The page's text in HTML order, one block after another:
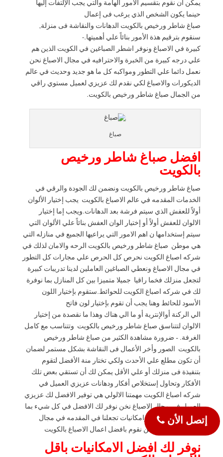
يمكن أن نقوم بتقسيم الأمور الهامة والتي يجب الإلتفات إليها
حينما يكون الشخص الذي يرغب فى إعمال
صباغ شاطر ورخيص بالكويت الدهانات والنقاشة فى منزلة,
سنقوم بترقيم هذة الأمور بنائاً علي أهميتها.-
كبيرة في الاصباغ ونوفر اشطر الصباغين في الكويت الذين هم
علي درجه كبيرة من الخبرة والاحترافيه في مجال الاصباغ نحن
نعمل دائما علي التطور ومواكبه كل ما هو جديد وحديث في عالم
الديكورات والاصباغ لكي نقدم لك عزيزي لعميل مستوي راقي
من الجمال صباغ شاطر ورخيص بالكويت.
صباغ
افضل صباغ شاطر ورخيص
بالكويت
صباغ شاطر ورخيص بالكويت ونضمن لك الجودة والرقي في
الخدمات المقدمه في عالم الاصباغ بالكويت يجب إختيار الألوان
أولاً للعفش الذي سيتم فرشة بعد الدهانات.ويجب إما إختيار
الالوان للعفش أولاً أو إختيار الوان العفش بنائاً علي الألوان التي
سيتم إستخدامها ن اهم الامور التي يراعيها الجميع في منازله التي
هي موطن صباغ شاطر ورخيص بالكويت الرحه والامان لذلك في
شركه اصباغ الكويت نحرص كل الحرص علي مجارات كل التطور
في مجال الاصباغ ونعطي الصباغين العاملين لدينا تدريبات كبيرة
لتجعل منزلك فخما راقيا جميلا متميزا بين كل المنازل بما نوفرة
لك في شركه اصباغ الكويت للحوائط.ستقوم بإختيار اللون
الأسود للحائط وهنا يجب أن تقوم بإختيار لون فاتح
الي الركنة أوالإنترية أو ما الي هناك وهذا ما نقصدة من إختيار
الالوان لتتناسق صباغ شاطر ورخيص بالكويت وتتناسب مع كامل
الغرفة. – ضرورة مشاهدة الكثير من صباغ شاطر ورخيص
بالكويت الصور وأخر الأعمال فى النقاشة بشكل مستمر لضمان
أن تكون مطلع علي الأحدث ولكي تختار منة الأفضل لتقوم
بتنفيذة فى منزلك أو علي الأقل يمكن لك أن تستقي بعض تلك
الأفكار وتحاول إستخلاص أفكار ودهانات عزيزي العميل في
شركه اصباغ الكويت مهمتنا الالولي هي توفير الافضل لك عزيزي
العميل في مجال الاصباغ نخن نوفر لك الافضل في كل شيء بما
نمتلكه من خصائي وامكانيات تجعلنا في المقدمه في مجال
الاصباغ بالكويت نحن نقوم بافضل اعمال الاصباغ بالكويت
نوفر لك افضل الامكانيات باقل
إتصل الأن